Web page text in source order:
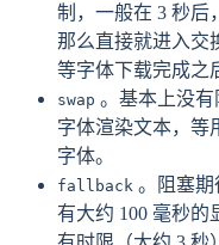
制，一般在 3 秒后
那么直接就进入交
等字体下载完成之
swap 。基本上没
字体渲染文本，等
字体。
fallback 。阻塞期
有大约 100 毫秒